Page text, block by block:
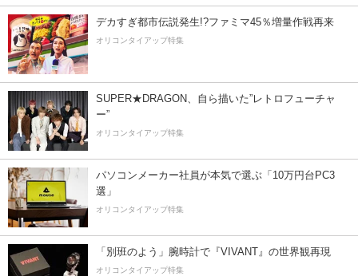
デカすぎ都市伝説発生!?ファミマ45％増量作戦再来
オリコンタイアップ特集
SUPER★DRAGON、自ら描いた”レトロフューチャ
ー”
オリコンタイアップ特集
パソコンメーカー社員が本気で選ぶ「10万円台PC3
選」
オリコンタイアップ特集
「別班のよう」腕時計で『VIVANT』の世界観再現
オリコンタイアップ特集